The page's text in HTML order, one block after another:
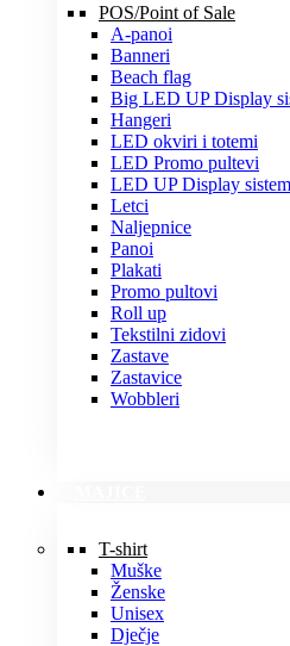
POS/Point of Sale
A-panoi
Banneri
Beach flag
Big LED UP Display
Hangeri
LED okviri i totemi
LED Promo pultevi
LED UP Display
Letci
Naljepnice
Panoi
Plakati
Promo pultovi
Roll up
Tekstilni zidovi
Zastave
Zastavice
Wobbleri
T-shirt
Muške
Ženske
Unisex
Dječje